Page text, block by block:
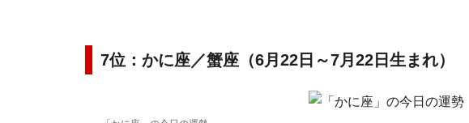
7位：かに座／蟹座（6月22日～7月22日生まれ）